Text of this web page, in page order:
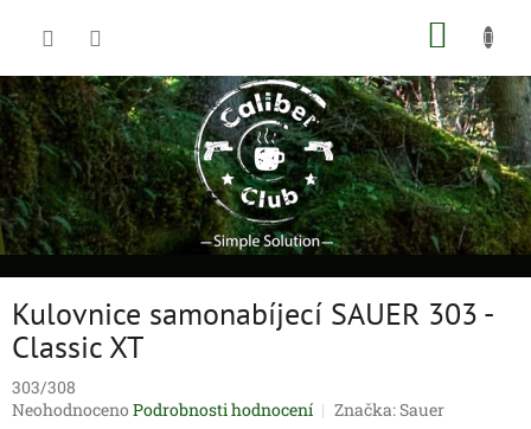
Kulovnice samonabíjecí SAUER 303 -
Classic XT
303/308
Průměrné
Neohodnoceno Podrobnosti hodnocení Značka:Sauer